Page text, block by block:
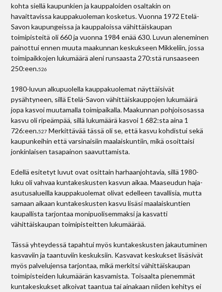
kohta siellä kaupunkien ja kauppaloiden osaltakin on
havaittavissa kauppakuoleman kosketus. Vuonna 1972 Etelä-
Savon kaupungeissa ja kauppaloissa vähittäiskaupan
toimipisteitä oli 660 ja vuonna 1984 enää 630. Luvun aleneminen
painottui ennen muuta maakunnan keskukseen Mikkeliin, jossa
toimipaikkojen lukumäärä aleni runsaasta 270:stä runsaaseen
250:een.526
1980-luvun alkupuolella kauppakuolemat näyttäisivät
pysähtyneen, sillä Etelä-Savon vähittäiskauppojen lukumäärä
jopa kasvoi muutamalla toimipaikalla. Maakunnan pohjoisosassa
kasvu oli ripeämpää, sillä lukumäärä kasvoi 1 682:sta aina 1
726:een.527 Merkittävää tässä oli se, että kasvu kohdistui sekä
kaupunkeihin että varsinaisiin maalaiskuntiin, mikä osoittaisi
jonkinlaisen tasapainon saavuttamista.
Edellä esitetyt luvut ovat osittain harhaanjohtavia, sillä 1980-
luku oli vahvaa kuntakeskusten kasvun aikaa. Maaseudun haja-
asutusalueilla kauppakuolemat olivat edelleen tavallisia, mutta
samaan aikaan kuntakeskusten kasvu lisäsi maalaiskuntien
kaupallista tarjontaa monipuolisemmaksi ja kasvatti
vähittäiskaupan toimipisteitten lukumäärää.
Tässä yhteydessä tapahtui myös kuntakeskusten jakautuminen
kasvaviin ja taantuviin keskuksiin. Kasvavat keskukset lisäsivät
myös palvelujensa tarjontaa, mikä merkitsi vähittäiskaupan
toimipisteiden lukumäärän kasvamista. Toisaalta pienemmät
kuntakeskukset alkoivat taantua tai ainakaan niiden kehitys ei